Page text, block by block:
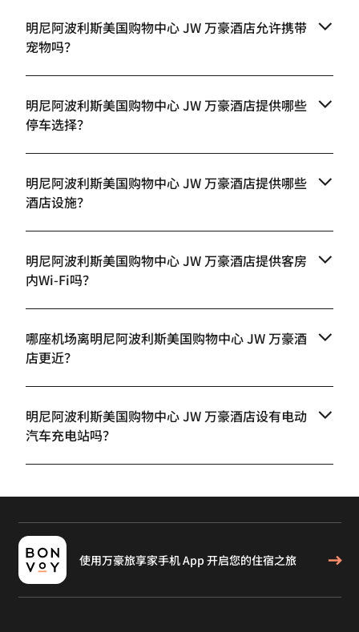
明尼阿波利斯美国购物中心 JW 万豪酒店允许携带
宠物吗？
明尼阿波利斯美国购物中心 JW 万豪酒店提供哪些
停车选择？
明尼阿波利斯美国购物中心 JW 万豪酒店提供哪些
酒店设施？
明尼阿波利斯美国购物中心 JW 万豪酒店提供客房
内Wi-Fi吗？
哪座机场离明尼阿波利斯美国购物中心 JW 万豪酒
店更近？
明尼阿波利斯美国购物中心 JW 万豪酒店设有电动
汽车充电站吗？
使用万豪旅享家手机 App 开启您的住宿之旅